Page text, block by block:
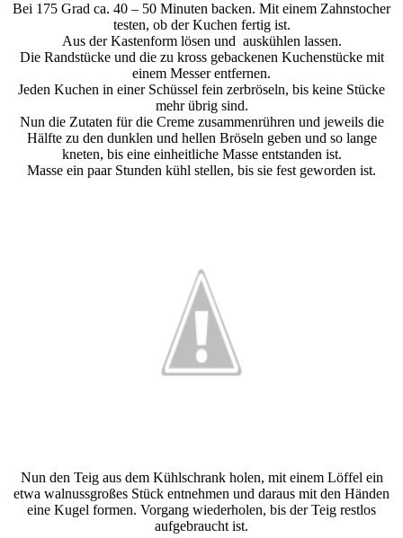
Bei 175 Grad ca. 40 – 50 Minuten backen. Mit einem Zahnstocher
testen, ob der Kuchen fertig ist.
Aus der Kastenform lösen und auskühlen lassen.
Die Randstücke und die zu kross gebackenen Kuchenstücke mit
einem Messer entfernen.
Jeden Kuchen in einer Schüssel fein zerbröseln, bis keine Stücke
mehr übrig sind.
Nun die Zutaten für die Creme zusammenrühren und jeweils die
Hälfte zu den dunklen und hellen Bröseln geben und so lange
kneten, bis eine einheitliche Masse entstanden ist.
Masse ein paar Stunden kühl stellen, bis sie fest geworden ist.
Nun den Teig aus dem Kühlschrank holen, mit einem Löffel ein
etwa walnussgroßes Stück entnehmen und daraus mit den Händen
eine Kugel formen. Vorgang wiederholen, bis der Teig restlos
aufgebraucht ist.